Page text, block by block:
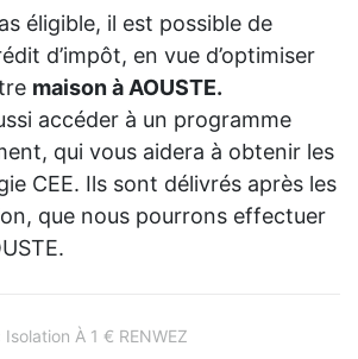
éligible, il est possible de
d’impôt, en vue d’optimiser
maison à AOUSTE.
accéder à un programme
qui vous aidera à obtenir les
CEE. Ils sont délivrés après les
que nous pourrons effectuer
Isolation À 1 € RENWEZ